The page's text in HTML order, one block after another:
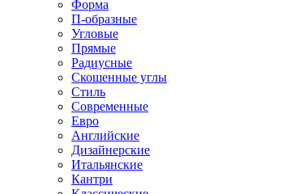
Форма
П-образные
Угловые
Прямые
Радиусные
Скошенные углы
Стиль
Современные
Евро
Английские
Дизайнерские
Итальянские
Кантри